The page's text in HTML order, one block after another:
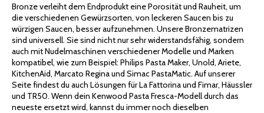
Bronze verleiht dem Endprodukt eine Porosität und Rauheit, um
die verschiedenen Gewürzsorten, von leckeren Saucen bis zu
würzigen Saucen, besser aufzunehmen. Unsere Bronzematrizen
sind universell. Sie sind nicht nur sehr widerstandsfähig, sondern
auch mit Nudelmaschinen verschiedener Modelle und Marken
kompatibel, wie zum Beispiel: Philips Pasta Maker, Unold, Ariete,
KitchenAid, Marcato Regina und Simac PastaMatic. Auf unserer
Seite findest du auch Lösungen für La Fattorina und Fimar, Häussler
und TR50. Wenn dein Kenwood Pasta Fresca-Modell durch das
neueste ersetzt wird, kannst du immer noch dieselben